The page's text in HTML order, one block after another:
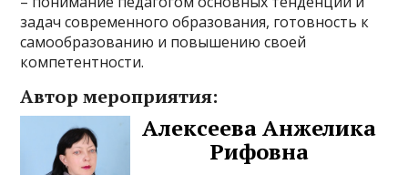
задач современного образования, готовность к
самообразованию и повышению своей
компетентности.
Автор мероприятия:
Алексеева Анжелика
Рифовна